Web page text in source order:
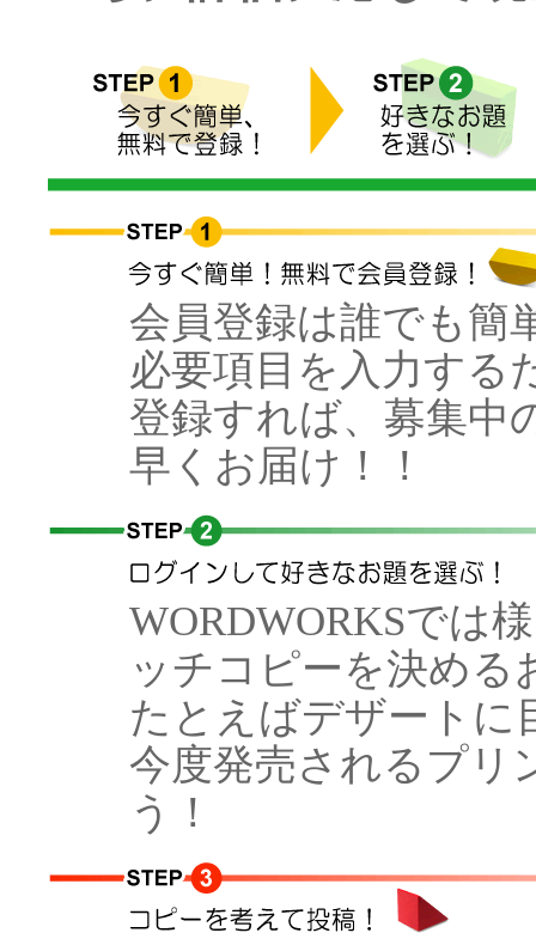
会員登録は誰でも簡
必要項目を入力する
登録すれば、募集中
早くお届け！！
WORDWORKSでは
ッチコピーを決める
たとえばデザートに
今度発売されるプリ
う！